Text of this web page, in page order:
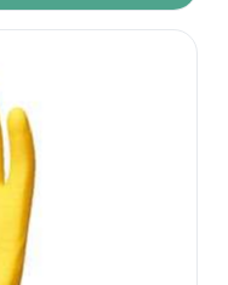
bonne
/ carton